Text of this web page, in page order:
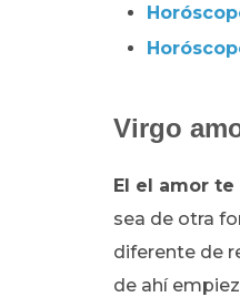
Virgo
El el amor te
sea de otra
diferente de
de ahí